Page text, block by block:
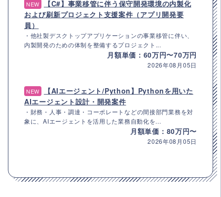
NEW
【C#】事業移管に伴う保守開発環境の内製化
および刷新プロジェクト支援案件（アプリ開発要
員）
・他社製デスクトップアプリケーションの事業移管に伴い、
内製開発のための体制を整備するプロジェクト...
月額単価：60万円〜70万円
2026年08月05日
NEW
【AIエージェント/Python】Pythonを用いた
AIエージェント設計・開発案件
・財務・人事・調達・コーポレートなどの間接部門業務を対
象に、AIエージェントを活用した業務自動化を...
月額単価：80万円〜
2026年08月05日